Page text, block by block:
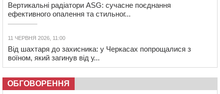
Вертикальні радіатори ASG: сучасне поєднання
ефективного опалення та стильног...
11 ЧЕРВНЯ 2026, 11:00
Від шахтаря до захисника: у Черкасах попрощалися з
воїном, який загинув від у...
ОБГОВОРЕННЯ